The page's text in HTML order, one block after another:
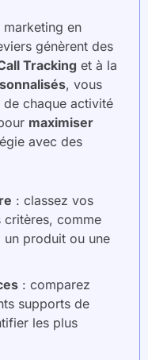
marketing en
génèrent des
Tracking et à la
, vous
chaque activité
maximiser
avec des
: classez vos
comme
un produit ou une
: comparez
supports de
les plus